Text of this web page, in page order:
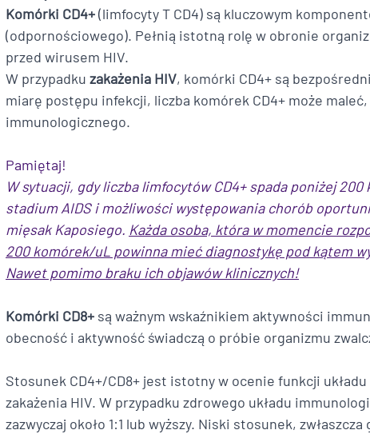
Komórki CD4+ (limfocyty T CD4) są kluczowym
(odpornościowego). Pełnią istotną rolę w obronie
przed wirusem HIV.
W przypadku zakażenia HIV, komórki CD4+ są
miarę postępu infekcji, liczba komórek CD4+ może
immunologicznego.
Pamiętaj!
W sytuacji, gdy liczba limfocytów CD4+ spada poniżej
stadium AIDS i możliwości występowania chorób
mięsak Kaposiego. Każda osoba, która w momencie
200 komórek/uL powinna mieć diagnostykę pod kątem
Nawet pomimo braku ich objawów klinicznych!
Komórki CD8+ są ważnym wskaźnikiem aktywności
obecność i aktywność świadczą o próbie organizmu
Stosunek CD4+/CD8+ jest istotny w ocenie funkcji
zakażenia HIV. W przypadku zdrowego układu
zazwyczaj około 1:1 lub wyższy. Niski stosunek,